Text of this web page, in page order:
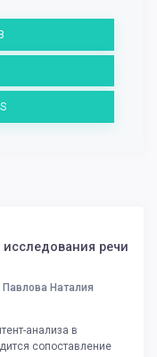
речи
Наталия
анализа в
сопоставление